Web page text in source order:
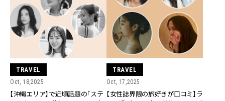
TRAVEL
Oct, 18,2025
【沖縄エリア】で近頃話題の「ステ
TRAVEL
Oct, 17,2025
【女性誌界隈の旅好きが口コミ】ラ